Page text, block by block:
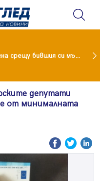
Глория изригна срещу бившия си мъж: Беше със 120-килограмова жена! Искаше бърза печалба...
депутати
от минималната